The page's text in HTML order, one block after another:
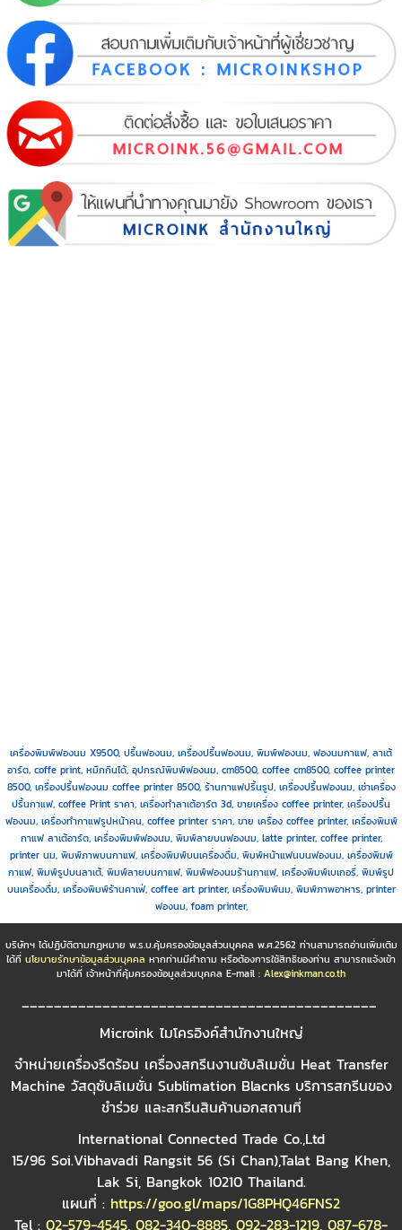
เครื่องพิมพ์ฟองนม X9500, ปริ้นฟองนม, เครื่องปริ้นฟองนม, พิมพ์ฟองนม, ฟองนมกาแฟ, ลาเต้
อาร์ต, coffe print, หมึกกินได้, อุปกรณ์พิมพ์ฟองนม, cm8500, coffee cm8500, coffee printer
8500, เครื่องปริ้นฟองนม coffee printer 8500, ร้านกาแฟปริ้นรูป, เครื่องปริ้นฟองนม, เช่าเครื่อง
ปริ้นกาแฟ, coffee Print ราคา, เครื่องทำลาเต้อาร์ต 3d, ขายเครื่อง coffee printer, เครื่องปริ้น
ฟองนม, เครื่องทำกาแฟรูปหน้าคน, coffee printer ราคา, ขาย เครื่อง coffee printer, เครื่องพิมพ์
กาแฟ ลาเต้อาร์ต, เครื่องพิมพ์ฟองนม, พิมพ์ลายบนฟองนม, latte printer, coffee printer,
printer นม, พิมพ์ภาพบนกาแฟ, เครื่องพิมพ์บนเครื่องดื่ม, พิมพ์หน้าแฟนบนฟองนม, เครื่องพิมพ์
กาแฟ, พิมพ์รูปบนลาเต้, พิมพ์ลายบนกาแฟ, พิมพ์ฟองนมร้านกาแฟ, เครื่องพิมพ์เบเกอรี่, พิมพ์รูป
บนเครื่องดื่ม, เครื่องพิมพ์ร้านคาเฟ่, coffee art printer, เครื่องพิมพ์นม, พิมพ์ภาพอาหาร, printer
ฟองนม, foam printer,
บริษัทฯ ได้ปฏิบัติตามกฏหมาย พ.ร.บ.คุ้มครองข้อมูลส่วนบุคคล พ.ศ.2562 ท่านสามารถอ่านเพิ่มเติม
ได้ที่ นโยบายรักษาข้อมูลส่วนบุคคล หากท่านมีคำถาม หรือต้องการใช้สิทธิของท่าน สามารถแจ้งเข้า
มาได้ที่ เจ้าหน้าที่คุ้มครองข้อมูลส่วนบุคคล E-mail : Alex@inkman.co.th
____________________________________________
Microink ไมโครอิงค์สำนักงานใหญ่
จำหน่ายเครื่องรีดร้อน เครื่องสกรีนงานซับลิเมชั่น Heat Transfer
Machine วัสดุซับลิเมชั่น Sublimation Blacnks บริการสกรีนของ
ชำร่วย และสกรีนสินค้านอกสถานที่
International Connected Trade Co.,Ltd
15/96 Soi.Vibhavadi Rangsit 56 (Si Chan),Talat Bang Khen,
Lak Si, Bangkok 10210 Thailand.
แผนที่ : https://goo.gl/maps/1G8PHQ46FNS2
Tel : 02-579-4545, 082-340-8885, 092-283-1219, 087-678-